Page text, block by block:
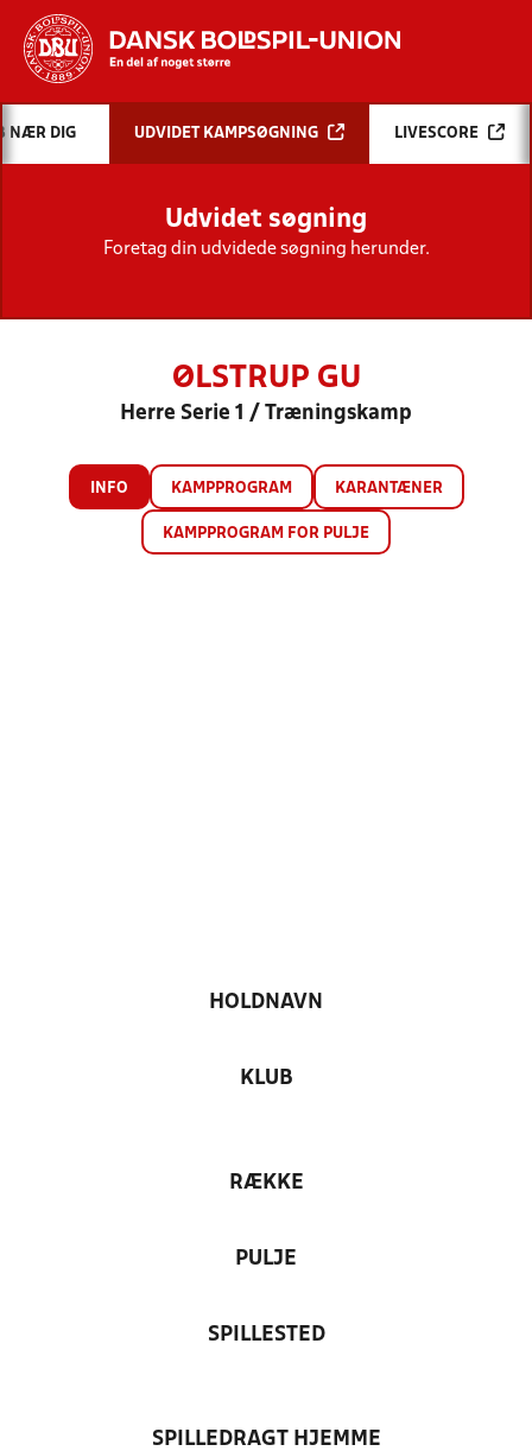
Hvad vil du søge efter?
INDHOLD OG NYHEDER
STILLINGER, RESULTATER, KLUBBER OG
HOLD
NÆR DIG UDVIDET KAMPSØGNING LIVESCORE
Udvidet søgning
Foretag din udvidede søgning herunder.
ØLSTRUP GU
Herre Serie 1 / Træningskamp
INFO KAMPPROGRAM KARANTÆNER
KAMPPROGRAM FOR PULJE
HOLDNAVN
KLUB
RÆKKE
PULJE
SPILLESTED
SPILLEDRAGT HJEMME